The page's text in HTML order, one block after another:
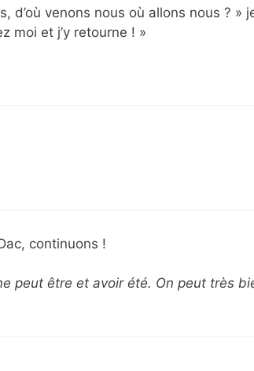
d’où venons nous où allons nous ? »
moi et j’y retourne ! »
continuons !
peut être et avoir été. On peut très